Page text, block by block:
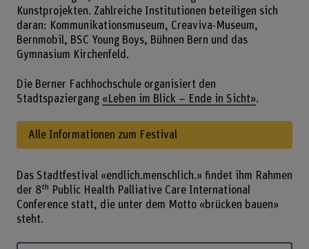
Kunstprojekten. Zahlreiche Institutionen beteiligen sich
daran: Kommunikationsmuseum, Creaviva-Museum,
Bernmobil, BSC Young Boys, Bühnen Bern und das
Gymnasium Kirchenfeld.
Die Berner Fachhochschule organisiert den
Stadtspaziergang «Leben im Blick – Ende in Sicht».
Alle Informationen zum Festival
Das Stadtfestival «endlich.menschlich.» findet ihm Rahmen
der 8th
Public Health Palliative Care International
Conference statt, die unter dem Motto «brücken bauen»
steht.